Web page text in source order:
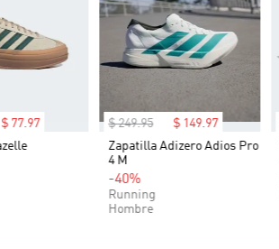
$ 77. 97
$ 249.95 $ 149. 97
Zapatilla Adizero Adios Pro
4 M
-40%
Running
Hombre